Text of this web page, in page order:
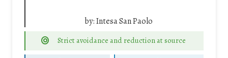
by:Intesa San Paolo
Strict avoidance and reduction at source